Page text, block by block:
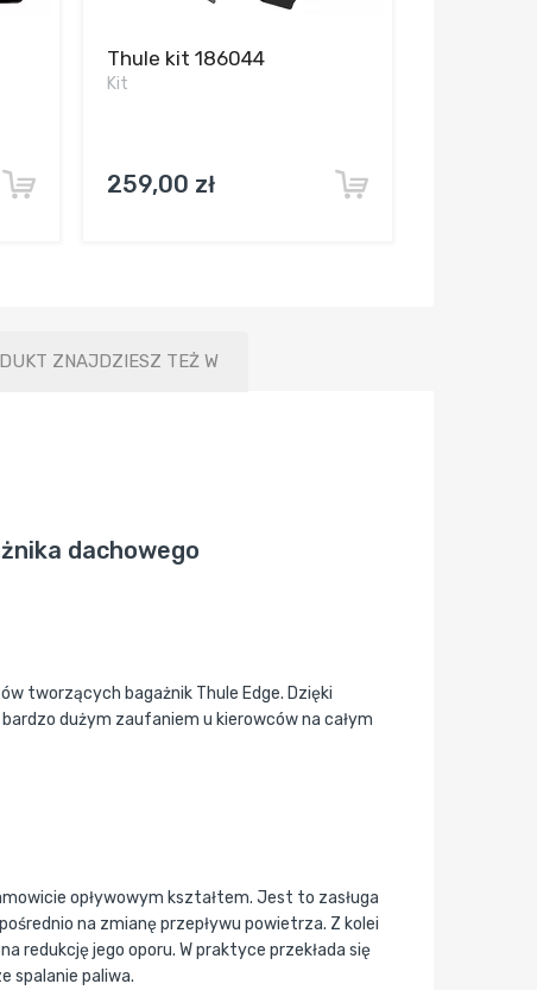
Thule kit 186044
Kit
259,00 zł
ZNAJDZIESZ TEŻ W
dachowego
tworzących bagażnik Thule Edge. Dzięki
dużym zaufaniem u kierowców na całym
opływowym kształtem. Jest to zasługa
na zmianę przepływu powietrza. Z kolei
redukcję jego oporu. W praktyce przekłada się
spalanie paliwa.